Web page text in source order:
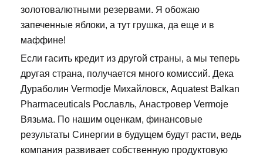
золотовалютными резервами. Я обожаю
запеченные яблоки, а тут грушка, да еще и в
маффине!
Если гасить кредит из другой страны, а мы теперь
другая страна, получается много комиссий. Дека
Дураболин Vermodje Михайловск, Aquatest Balkan
Pharmaceuticals Рославль, Анастровер Vermoje
Вязьма. По нашим оценкам, финансовые
результаты Синергии в будущем будут расти, ведь
компания развивает собственную продуктовую